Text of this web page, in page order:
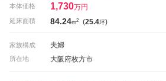
本体価格 1,730万円
延床面積 84.24m2 (25.4坪)
家族構成 夫婦
所在地 大阪府枚方市